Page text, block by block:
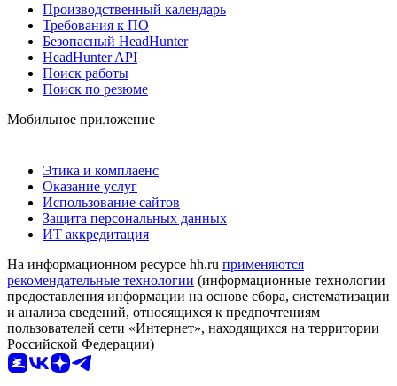
Производственный календарь
Требования к ПО
Безопасный HeadHunter
HeadHunter API
Поиск работы
Поиск по резюме
Мобильное приложение
Этика и комплаенс
Оказание услуг
Использование сайтов
Защита персональных данных
ИТ аккредитация
На информационном ресурсе hh.ru применяются
рекомендательные технологии (информационные технологии
предоставления информации на основе сбора, систематизации
и анализа сведений, относящихся к предпочтениям
пользователей сети «Интернет», находящихся на территории
Российской Федерации)